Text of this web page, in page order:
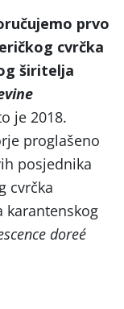
prvo
cvrčka
širitelja
je 2018.
proglašeno
posjednika
cvrčka
karantenskog
doreé